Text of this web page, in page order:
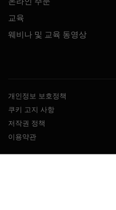
교육
웨비나 및 교육 동영상
개인정보 보호정책
쿠키 고지 사항
저작권 정책
이용약관